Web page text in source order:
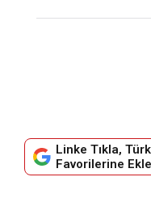
Linke Tıkla,
Favorilerine